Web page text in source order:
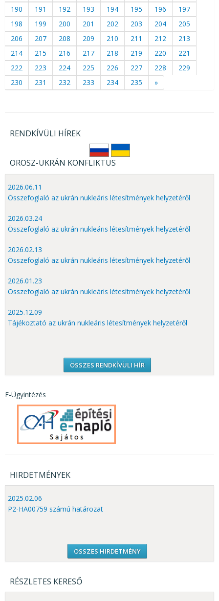
190
191 192 193 194 195 196
197
198
199 200 201 202 203 204
205
206
207 208 209 210 211 212
213
214
215 216 217 218 219 220
221
222
223 224 225 226 227 228
229
230
231 232 233 234 235 »
RENDKÍVÜLI HÍREK
OROSZ-UKRÁN KONFLIKTUS
2026.06.11
Összefoglaló az ukrán nukleáris létesítmények helyzetéről
2026.03.24
Összefoglaló az ukrán nukleáris létesítmények helyzetéről
2026.02.13
Összefoglaló az ukrán nukleáris létesítmények helyzetéről
2026.01.23
Összefoglaló az ukrán nukleáris létesítmények helyzetéről
2025.12.09
Tájékoztató az ukrán nukleáris létesítmények helyzetéről
ÖSSZES RENDKÍVÜLI HÍR
E-Ügyintézés
HIRDETMÉNYEK
2025.02.06
P2-HA00759 számú határozat
ÖSSZES HIRDETMÉNY
RÉSZLETES KERESŐ